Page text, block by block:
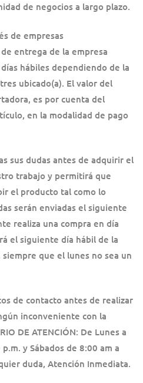
de negocios a largo plazo.
de empresas
entrega de la empresa
hábiles dependiendo de la
ubicado(a). El valor del
es por cuenta del
en la modalidad de pago
sus dudas antes de adquirir el
trabajo y permitirá que
el producto tal como lo
serán enviadas el siguiente
realiza una compra en día
el siguiente día hábil de la
que el lunes no sea un
de contacto antes de realizar
inconveniente con la
DE ATENCIÓN: De Lunes a
y Sábados de 8:00 am a
duda, Atención Inmediata.